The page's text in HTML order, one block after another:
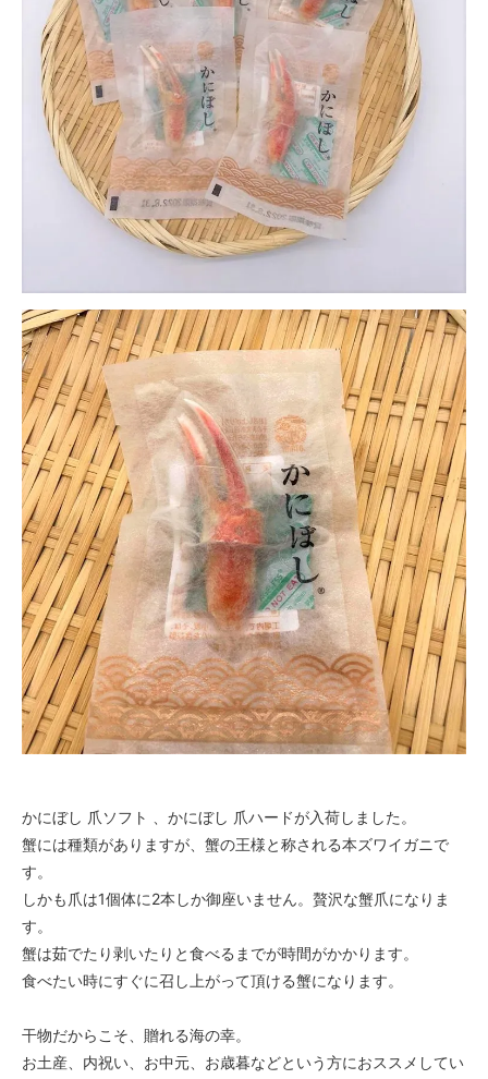
かにぼし 爪ソフト 、かにぼし 爪ハードが入荷しました。
蟹には種類がありますが、蟹の王様と称される本ズワイガニで
す。
しかも爪は1個体に2本しか御座いません。贅沢な蟹爪になりま
す。
蟹は茹でたり剥いたりと食べるまでが時間がかかります。
食べたい時にすぐに召し上がって頂ける蟹になります。
干物だからこそ、贈れる海の幸。
お土産、内祝い、お中元、お歳暮などという方におススメしてい